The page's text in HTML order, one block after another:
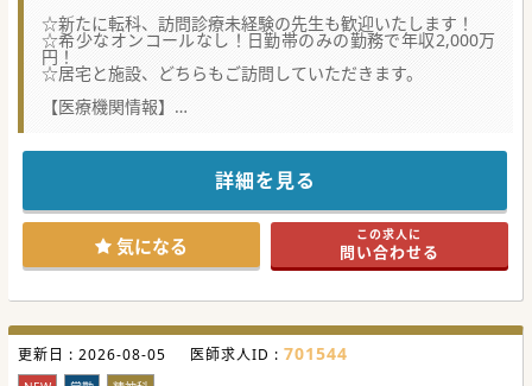
☆新たに転科、訪問診療未経験の先生も歓迎いたします！
☆希少なオンコールなし！日勤帯のみの勤務で年収2,000万
円！
☆居宅と施設、どちらもご訪問していただきます。
【医療機関情報】
■法人の理念として、地域に密着し手厚く在宅医療を行うた
ます。
■またこのクリニックでは、外来、訪問診療を行い収益を上
げており、患者様は増加傾向のため、経営が安定しておりま
す。
■トップダウンな様子はなく、意見を伝えやすい環境です。
医師、看護師、他スタッフが一つのチームとして成り立って
います。
■近年、医療事務は同行するケースが増えている中で、看護
師が同行するためサポート体制が手厚く働きやすいと感じて
いただいております。
■最寄り駅から少し距離がございますが、送迎があるため電
車通勤をご希望の先生にもおすすめです。車でご通勤される
詳細を見る
気になる この求人に
問い合わせる
更新日 : 2026-08-05 医師求人ID : 701544